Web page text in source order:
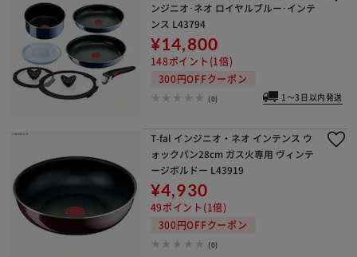
ンジニオ･ネオ ロイヤルブルー･インテ
ンス L43794
¥14,800
148ポイント(1倍)
300円OFFクーポン
(0) 1～3日以内発送
T-fal インジニオ・ネオ インテンス ウ
ォックパン28cm ガス火専用 ヴィンテ
ージボルドー L43919
¥4,930
49ポイント(1倍)
300円OFFクーポン
(0)